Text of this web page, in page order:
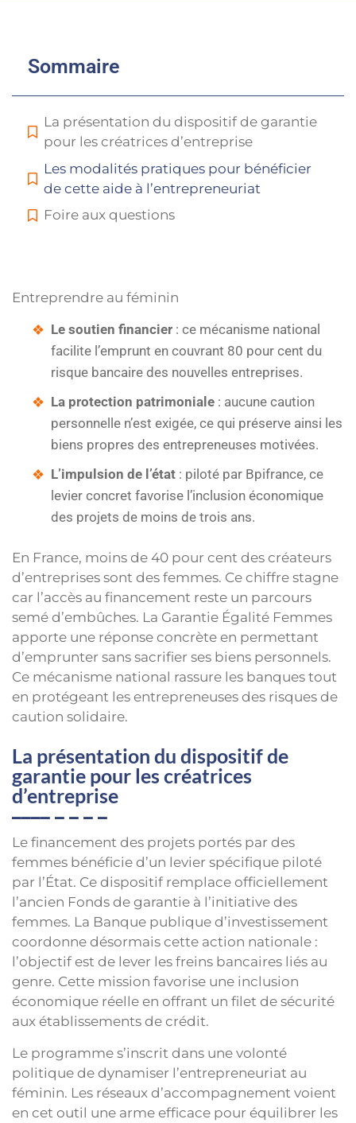
Sommaire
La présentation du dispositif de garantie
pour les créatrices d’entreprise
Les modalités pratiques pour bénéficier
de cette aide à l’entrepreneuriat
Foire aux questions
Entreprendre au féminin
Le soutien financier : ce mécanisme national
facilite l’emprunt en couvrant 80 pour cent du
risque bancaire des nouvelles entreprises.
La protection patrimoniale : aucune caution
personnelle n’est exigée, ce qui préserve ainsi les
biens propres des entrepreneuses motivées.
L’impulsion de l’état : piloté par Bpifrance, ce
levier concret favorise l’inclusion économique
des projets de moins de trois ans.
En France, moins de 40 pour cent des créateurs
d’entreprises sont des femmes. Ce chiffre stagne
car l’accès au financement reste un parcours
semé d’embûches. La Garantie Égalité Femmes
apporte une réponse concrète en permettant
d’emprunter sans sacrifier ses biens personnels.
Ce mécanisme national rassure les banques tout
en protégeant les entrepreneuses des risques de
caution solidaire.
La présentation du dispositif de
garantie pour les créatrices
d’entreprise
Le financement des projets portés par des
femmes bénéficie d’un levier spécifique piloté
par l’État. Ce dispositif remplace officiellement
l’ancien Fonds de garantie à l’initiative des
femmes. La Banque publique d’investissement
coordonne désormais cette action nationale :
l’objectif est de lever les freins bancaires liés au
genre. Cette mission favorise une inclusion
économique réelle en offrant un filet de sécurité
aux établissements de crédit.
Le programme s’inscrit dans une volonté
politique de dynamiser l’entrepreneuriat au
féminin. Les réseaux d’accompagnement voient
en cet outil une arme efficace pour équilibrer les